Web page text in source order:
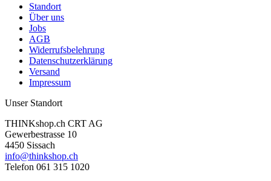
Standort
Über uns
Jobs
AGB
Widerrufsbelehrung
Datenschutzerklärung
Versand
Impressum
Unser Standort
THINKshop.ch CRT AG
Gewerbestrasse 10
4450 Sissach
info@thinkshop.ch
Telefon 061 315 1020